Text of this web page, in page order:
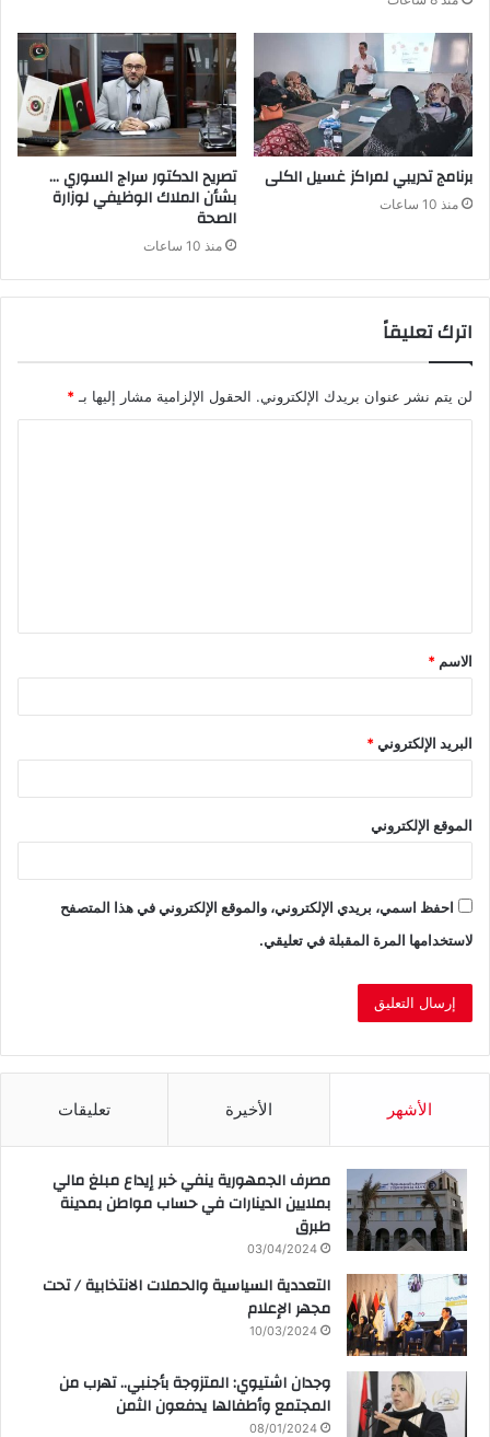
برنامج تدريبي لمراكز غسيل الكلى
منذ 10 ساعات
تصريح الدكتور سراج السوري …
بشأن الملاك الوظيفي لوزارة
الصحة
منذ 10 ساعات
اترك تعليقاً
لن يتم نشر عنوان بريدك الإلكتروني. الحقول الإلزامية مشار إليها بـ *
ق
*
الاسم *
البريد الإلكتروني*
الموقع الإلكتروني
احفظ اسمي، بريدي الإلكتروني، والموقع الإلكتروني في هذا المتصفح
لاستخدامها المرة المقبلة في تعليقي.
الأشهر الأخيرة تعليقات
مصرف الجمهورية ينفي خبر إيداع مبلغ مالي
بملايين الدينارات في حساب مواطن بمدينة
طبرق
03/04/2024
التعددية السياسية والحملات الانتخابية / تحت
مجهر الإعلام
10/03/2024
وجدان اشتيوي: المتزوجة بأجنبي.. تهرب من
المجتمع وأطفالها يدفعون الثمن
08/01/2024